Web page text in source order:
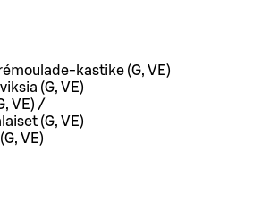
kastike (G, VE)
(G, VE)
VE) /
(G, VE)
VE)